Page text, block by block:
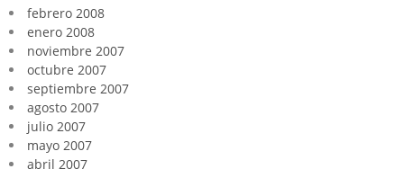
febrero 2008
enero 2008
noviembre 2007
octubre 2007
septiembre 2007
agosto 2007
julio 2007
mayo 2007
abril 2007